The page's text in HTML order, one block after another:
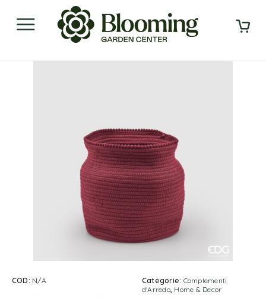
COD: N/A Categorie: Complementi
d'Arredo, Home & Decor